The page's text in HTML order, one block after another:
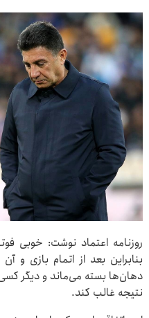
روزنامه اعتماد نوشت: خوبی
بنابراین بعد از اتمام بازی
دهان‌ها بسته می‌ماند و دیگر
نتیجه غالب کند.